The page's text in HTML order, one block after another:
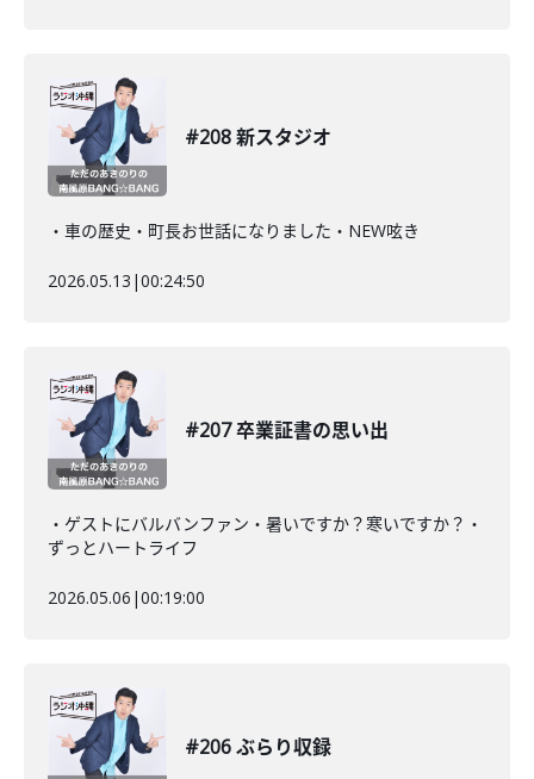
#208 新スタジオ
・車の歴史・町長お世話になりました・NEW呟き
2026.05.13 |00:24:50
#207 卒業証書の思い出
・ゲストにバルバンファン・暑いですか？寒いですか？・
ずっとハートライフ
2026.05.06 |00:19:00
#206 ぶらり収録